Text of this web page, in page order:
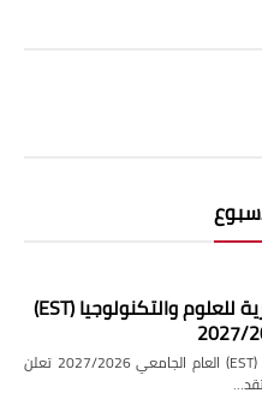
إعلان وظائف المصرية للعلوم والتكنولوجيا (EST)
إعلان وظائف المصرية للعلوم والتكنولوجيا (EST) العام الجامعي 2027/2026 تعلن